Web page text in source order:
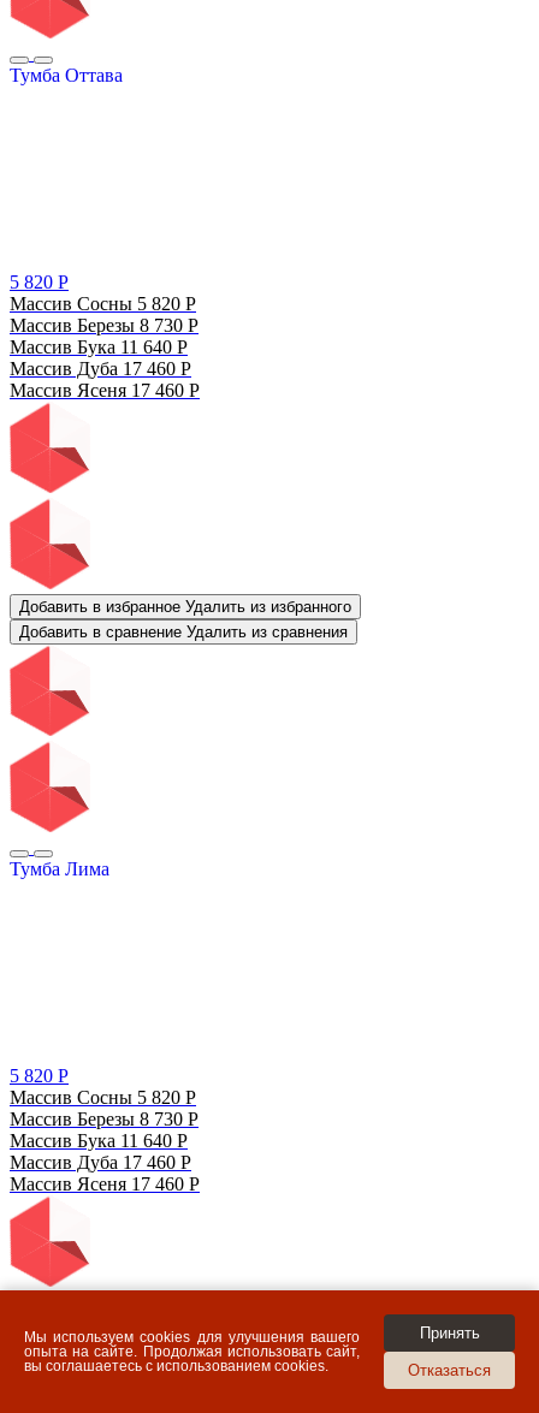
Тумба Оттава
5 820 Р
Массив Сосны 5 820 Р
Массив Березы 8 730 Р
Массив Бука 11 640 Р
Массив Дуба 17 460 Р
Массив Ясеня 17 460 Р
Добавить в избранное Удалить из избранного
Добавить в сравнение Удалить из сравнения
Тумба Лима
5 820 Р
Массив Сосны 5 820 Р
Массив Березы 8 730 Р
Массив Бука 11 640 Р
Массив Дуба 17 460 Р
Массив Ясеня 17 460 Р
Мы используем cookies для улучшения вашего
опыта на сайте. Продолжая использовать сайт,
вы соглашаетесь с использованием cookies.
Принять
Отказаться